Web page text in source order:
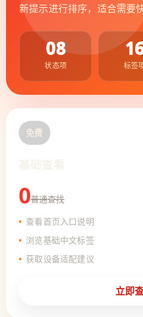
新提示进行排序，适合需要
08
状态项 标签
免费
0普通查找
查看首页入口说明
浏览基础中文标签
获取设备适配建议
立即